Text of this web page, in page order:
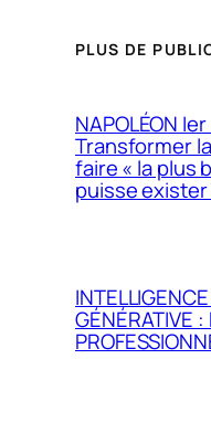
PLUS DE
NAPOLÉON Ier
Transformer
faire « la plus
puisse exister
GÉNÉRATIVE :